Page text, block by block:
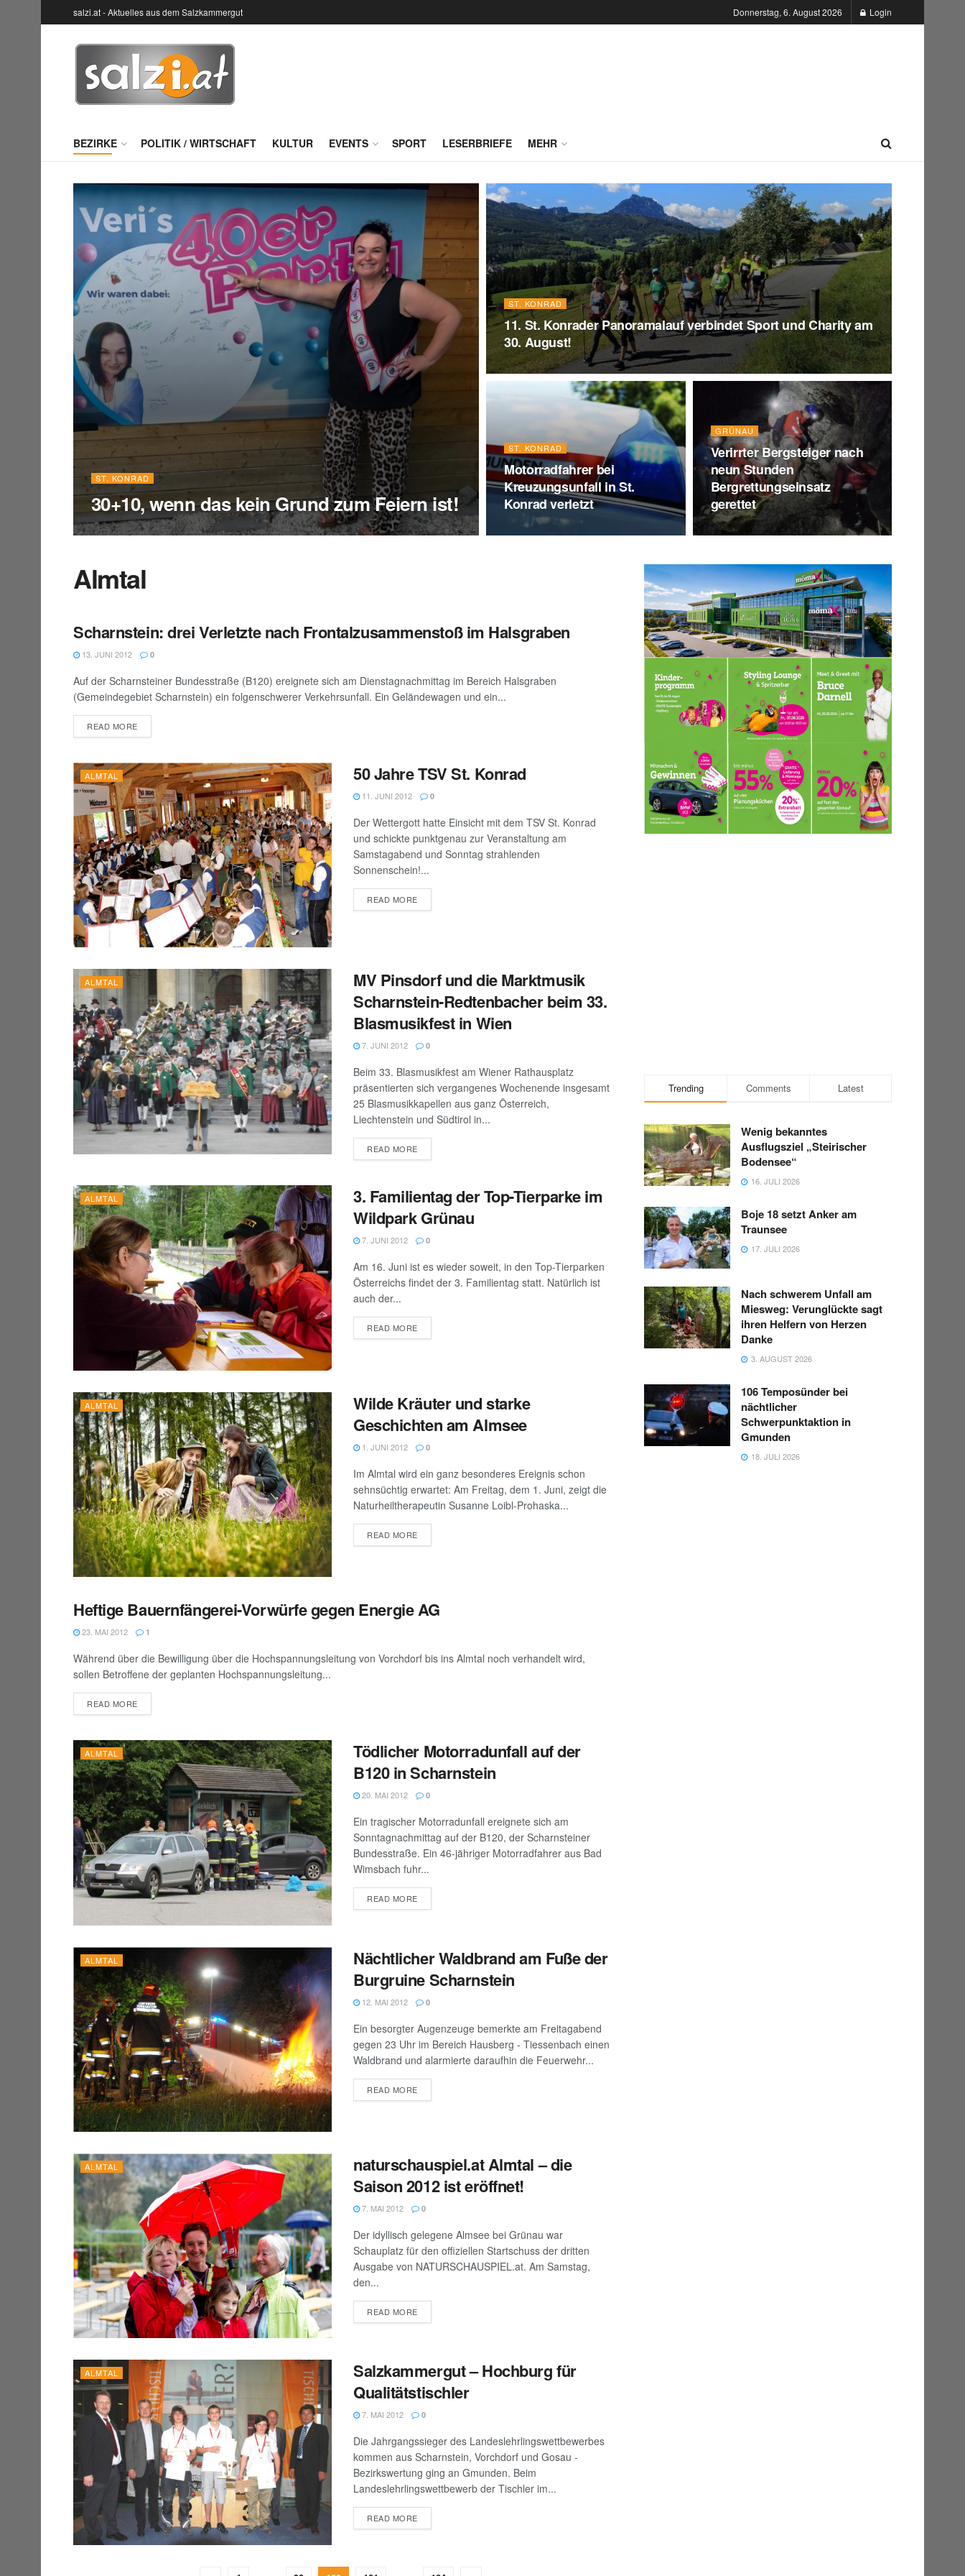
salzi.at - Aktuelles aus dem Salzkammergut Donnerstag, 6. August 2026 Login
BEZIRKE POLITIK / WIRTSCHAFT KULTUR EVENTS SPORT LESERBRIEFE MEHR
ST. KONRAD
30+10, wenn das kein Grund zum Feiern ist!
ST. KONRAD
11. St. Konrader Panoramalauf verbindet Sport und Charity am
30. August!
ST. KONRAD
Motorradfahrer bei
Kreuzungsunfall in St.
Konrad verletzt
GRÜNAU
Verirrter Bergsteiger nach
neun Stunden
Bergrettungseinsatz
gerettet
Almtal
ALMTAL
Scharnstein: drei Verletzte nach Frontalzusammenstoß im Halsgraben
13. JUNI 2012 0
Auf der Scharnsteiner Bundesstraße (B120) ereignete sich am Dienstagnachmittag im Bereich Halsgraben
(Gemeindegebiet Scharnstein) ein folgenschwerer Verkehrsunfall. Ein Geländewagen und ein...
READ MOREDETAILS
ALMTAL 50 Jahre TSV St. Konrad
11. JUNI 2012 0
Der Wettergott hatte Einsicht mit dem TSV St. Konrad
und schickte punktgenau zur Veranstaltung am
Samstagabend und Sonntag strahlenden
Sonnenschein!...
READ MOREDETAILS
ALMTAL
MV Pinsdorf und die Marktmusik
Scharnstein-Redtenbacher beim 33.
Blasmusikfest in Wien
7. JUNI 2012 0
Beim 33. Blasmusikfest am Wiener Rathausplatz
präsentierten sich vergangenes Wochenende insgesamt
25 Blasmusikkapellen aus ganz Österreich,
Liechtenstein und Südtirol in...
READ MOREDETAILS
ALMTAL
3. Familientag der Top-Tierparke im
Wildpark Grünau
7. JUNI 2012 0
Am 16. Juni ist es wieder soweit, in den Top-Tierparken
Österreichs findet der 3. Familientag statt. Natürlich ist
auch der...
READ MOREDETAILS
ALMTAL
Wilde Kräuter und starke
Geschichten am Almsee
1. JUNI 2012 0
Im Almtal wird ein ganz besonderes Ereignis schon
sehnsüchtig erwartet: Am Freitag, dem 1. Juni, zeigt die
Naturheiltherapeutin Susanne Loibl-Prohaska...
READ MOREDETAILS
ALMTAL
Heftige Bauernfängerei-Vorwürfe gegen Energie AG
23. MAI 2012 1
Während über die Bewilligung über die Hochspannungsleitung von Vorchdorf bis ins Almtal noch verhandelt wird,
sollen Betroffene der geplanten Hochspannungsleitung...
READ MOREDETAILS
ALMTAL
Tödlicher Motorradunfall auf der
B120 in Scharnstein
20. MAI 2012 0
Ein tragischer Motorradunfall ereignete sich am
Sonntagnachmittag auf der B120, der Scharnsteiner
Bundesstraße. Ein 46-jähriger Motorradfahrer aus Bad
Wimsbach fuhr...
READ MOREDETAILS
ALMTAL
Nächtlicher Waldbrand am Fuße der
Burgruine Scharnstein
12. MAI 2012 0
Ein besorgter Augenzeuge bemerkte am Freitagabend
gegen 23 Uhr im Bereich Hausberg - Tiessenbach einen
Waldbrand und alarmierte daraufhin die Feuerwehr...
READ MOREDETAILS
ALMTAL
naturschauspiel.at Almtal – die
Saison 2012 ist eröffnet!
7. MAI 2012 0
Der idyllisch gelegene Almsee bei Grünau war
Schauplatz für den offiziellen Startschuss der dritten
Ausgabe von NATURSCHAUSPIEL.at. Am Samstag,
den...
READ MOREDETAILS
ALMTAL
Salzkammergut – Hochburg für
Qualitätstischler
7. MAI 2012 0
Die Jahrgangssieger des Landeslehrlingswettbewerbes
kommen aus Scharnstein, Vorchdorf und Gosau -
Bezirkswertung ging an Gmunden. Beim
Landeslehrlingswettbewerb der Tischler im...
READ MOREDETAILS
Trending Comments Latest
Wenig bekanntes
Ausflugsziel „Steirischer
Bodensee“
16. JULI 2026
Boje 18 setzt Anker am
Traunsee
17. JULI 2026
Nach schwerem Unfall am
Miesweg: Verunglückte sagt
ihren Helfern von Herzen
Danke
3. AUGUST 2026
106 Temposünder bei
nächtlicher
Schwerpunktaktion in
Gmunden
18. JULI 2026